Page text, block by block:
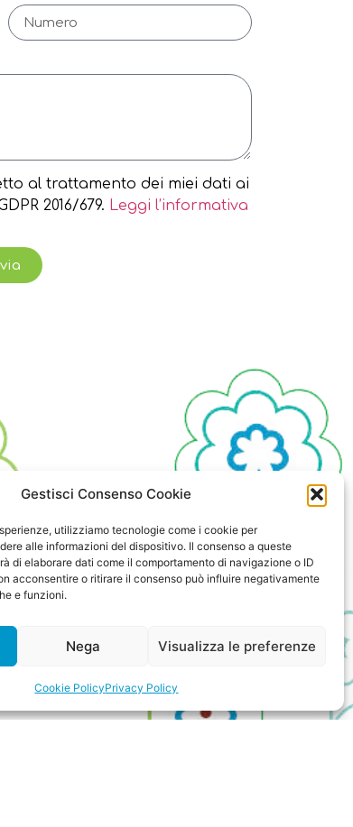
Gestisci Consenso Cookie
utilizziamo tecnologie come i cookie per
alle informazioni del dispositivo. Il consenso a queste
di elaborare dati come il comportamento di navigazione o ID
acconsentire o ritirare il consenso può influire negativamente
e funzioni.
Nega Visualizza le preferenze
Cookie PolicyPrivacy Policy
al trattamento dei miei dati ai
2016/679. Leggi l’informativa